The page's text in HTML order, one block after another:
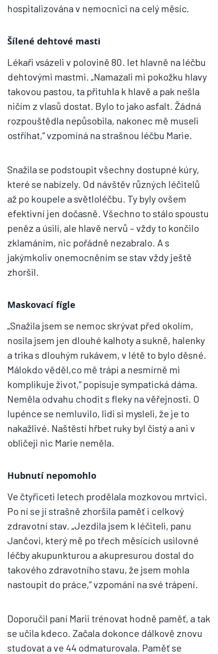
hospitalizována v nemocnici na celý měsíc.
Šílené dehtové masti
Lékaři vsázeli v polovině 80. let hlavně na léčbu
dehtovými mastmi. „Namazali mi pokožku hlavy
takovou pastou, ta přituhla k hlavě a pak nešla
ničím z vlasů dostat. Bylo to jako asfalt. Žádná
rozpouštědla nepůsobila, nakonec mě museli
ostříhat,“ vzpomíná na strašnou léčbu Marie.
Snažila se podstoupit všechny dostupné kúry,
které se nabízely. Od návštěv různých léčitelů
až po koupele a světloléčbu. Ty byly ovšem
efektivní jen dočasně. Všechno to stálo spoustu
peněz a úsilí, ale hlavě nervů – vždy to končilo
zklamáním, nic pořádně nezabralo. A s
jakýmkoliv onemocněním se stav vždy ještě
zhoršil.
Maskovací fígle
„Snažila jsem se nemoc skrývat před okolím,
nosila jsem jen dlouhé kalhoty a sukně, halenky
a trika s dlouhým rukávem, v létě to bylo děsné.
Málokdo věděl,co mě trápí a nesmírně mi
komplikuje život,“ popisuje sympatická dáma.
Neměla odvahu chodit s fleky na věřejnosti. O
lupénce se nemluvilo, lidi si mysleli, že je to
nakažlivé. Naštěstí hřbet ruky byl čistý a ani v
obličeji nic Marie neměla.
Hubnutí nepomohlo
Ve čtyřiceti letech prodělala mozkovou mrtvici.
Po ní se jí strašně zhoršila paměť i celkový
zdravotní stav. „Jezdila jsem k léčiteli, panu
Jančovi, který mě po třech měsících usilovné
léčby akupunkturou a akupresurou dostal do
takového zdravotního stavu, že jsem mohla
nastoupit do práce,“ vzpomání na své trápení.
Doporučil paní Marii trénovat hodně paměť, a tak
se učila kdeco. Začala dokonce dálkově znovu
studovat a ve 44 odmaturovala. Paměť se